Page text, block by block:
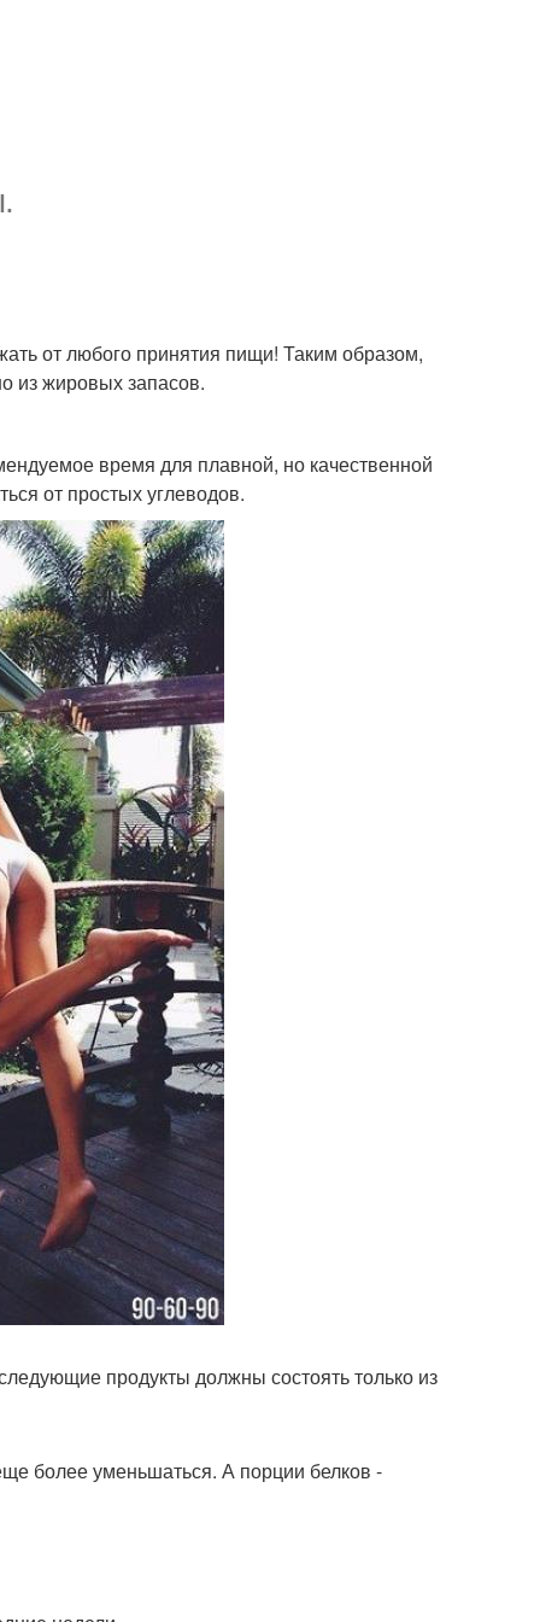
от любого принятия пищи! Таким образом,
из жировых запасов.
время для плавной, но качественной
от простых углеводов.
продукты должны состоять только из
более уменьшаться. А порции белков -